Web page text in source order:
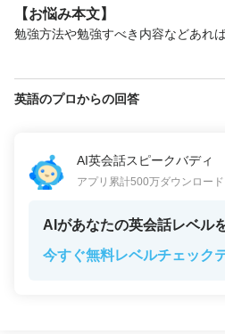
【お悩み本文】
勉強方法や勉強すべき内容などあれ
英語のプロからの回答
AI英会話スピークバディ
アプリ累計500万ダウンロード
AIがあなたの英会話レベル
今すぐ無料レベルチェック